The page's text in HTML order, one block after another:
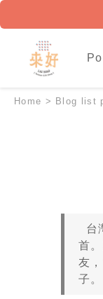
Home > Blog list
台
首
友
子。